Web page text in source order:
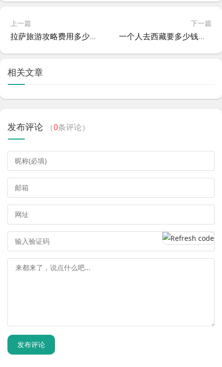
上一篇
拉萨旅游攻略费用多少？拉萨旅游路线攻略
下一篇
一个人去西藏要多少钱？一个人去西藏预算多少
相关文章
发布评论 （0条评论）
发布评论